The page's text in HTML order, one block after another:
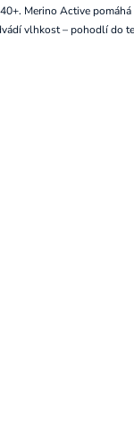
Merino Active
vlhkost – pohodlí do